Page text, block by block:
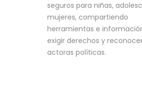
seguros para niñas,
mujeres, compartiendo
herramientas e
exigir derechos y
actoras políticas.